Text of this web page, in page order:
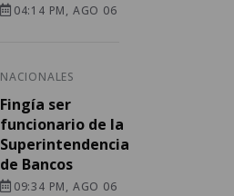
04:14 PM, AGO 06
NACIONALES
Fingía ser
funcionario de la
Superintendencia
de Bancos
09:34 PM, AGO 06